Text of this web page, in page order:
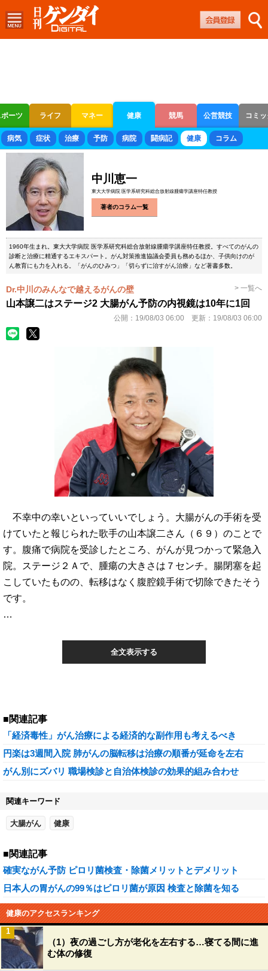
ーツ ライフ マネー 健康 競馬 公営競技 コミ
ボートレース 競輪 オートレース
病気 症状 治療 予防 病院 闘病記 健康 コラム
中川恵一
東大大学病院 医学系研究科総合放射線腫瘍学講座特任教授
著者のコラム一覧
1960年生まれ。東大大学病院 医学系研究科総合放射線腫瘍学講座特任教授。すべてのがんの
診断と治療に精通するエキスパート。がん対策推進協議会委員も務めるほか、子供向けのが
ん教育にも力を入れる。「がんのひみつ」「切らずに治すがん治療」など著書多数。
Dr.中川のみんなで越えるがんの壁 > 一覧へ
山本譲二はステージ2 大腸がん予防の内視鏡は10年に1回
公開： 19/08/03 06:00 更新： 19/08/03 06:00
不幸中の幸いといっていいでしょう。大腸がんの手術を受
けていたと報じられた歌手の山本譲二さん（６９）のことで
す。腹痛で病院を受診したところ、がんが見つかって緊急入
院。ステージ２Ａで、腫瘍の大きさは７センチ。腸閉塞を起
こしていたものの、転移はなく腹腔鏡手術で切除できたそう
です。
…
全文表示する
■関連記事
「経済毒性」がん治療による経済的な副作用も考えるべき
円楽は3週間入院 肺がんの脳転移は治療の順番が延命を左右
がん別にズバリ 職場検診と自治体検診の効果的組み合わせ
関連キーワード
大腸がん 健康
■関連記事
確実ながん予防 ピロリ菌検査・除菌メリットとデメリット
日本人の胃がんの99％はピロリ菌が原因 検査と除菌を知る
健康のアクセスランキング
（1）夜の過ごし方が老化を左右する…寝てる間に進
む体の修復
1